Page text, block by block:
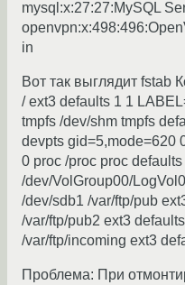
mysql:x:27:27:MySQL
in
Вот так выглядит fstab
/ ext3 defaults 1 1
tmpfs /dev/shm tmpfs
devpts gid=5,mode=620
0 proc /proc proc defaults
/dev/VolGroup00/
/dev/sdb1 /var/ftp/pub
/var/ftp/pub2 ext3
/var/ftp/incoming ext3
Проблема: При